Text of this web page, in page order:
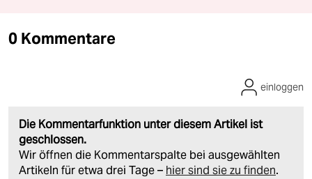
0 Kommentare
Die Kommentarfunktion unter diesem Artikel ist
geschlossen.
Wir öffnen die Kommentarspalte bei ausgewählten
Artikeln für etwa drei Tage – hier sind sie zu finden.
einloggen